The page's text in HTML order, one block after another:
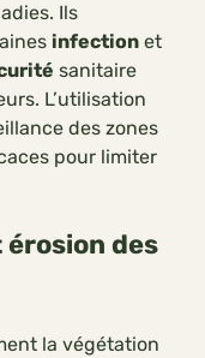
Ils
infection et
sanitaire
L’utilisation
des zones
pour limiter
des
la végétation